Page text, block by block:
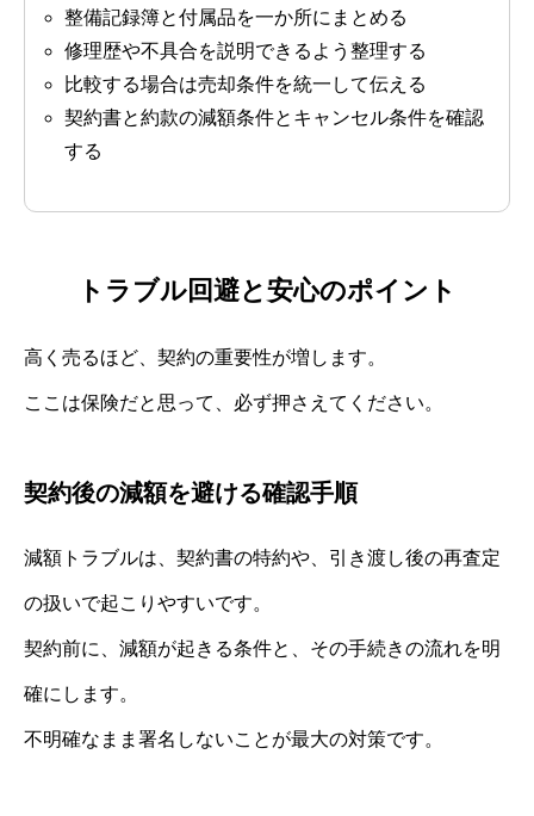
整備記録簿と付属品を一か所にまとめる
修理歴や不具合を説明できるよう整理する
比較する場合は売却条件を統一して伝える
契約書と約款の減額条件とキャンセル条件を確認
する
トラブル回避と安心のポイント
高く売るほど、契約の重要性が増します。
ここは保険だと思って、必ず押さえてください。
契約後の減額を避ける確認手順
減額トラブルは、契約書の特約や、引き渡し後の再査定
の扱いで起こりやすいです。
契約前に、減額が起きる条件と、その手続きの流れを明
確にします。
不明確なまま署名しないことが最大の対策です。